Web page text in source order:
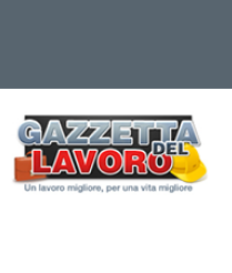
contenuto